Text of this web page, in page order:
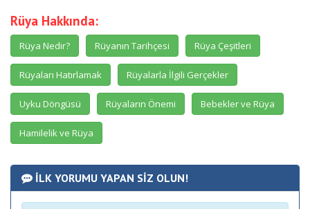
Rüya Hakkında:
Rüya Nedir? Rüyanın Tarihçesi Rüya Çeşitleri
Rüyaları Hatırlamak Rüyalarla İlgili Gerçekler
Uyku Döngüsü Rüyaların Önemi Bebekler ve Rüya
Hamilelik ve Rüya
İLK YORUMU YAPAN SİZ OLUN!